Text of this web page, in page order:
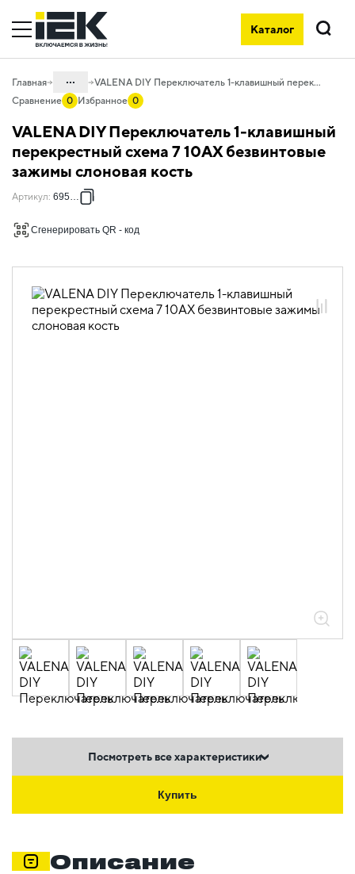
Каталог
Поиск
Главная ...
06. Изделия электроустановочные,
удлинители и силовые разъемы
изделия скрытого монтажа VALENA
слоновая кость
VALENA DIY Переключатель 1-клавишный перекрестный схема 7 10АХ безвинтовые зажимы слоновая кость
Сравнение 0 Избранное 0
VALENA DIY Переключатель 1-клавишный
перекрестный схема 7 10АХ безвинтовые
зажимы слоновая кость
Артикул: 695608
Сгенерировать QR - код
Посмотреть все характеристики
Купить
Описание